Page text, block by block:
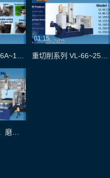
01:15
重切削系列 VL-66~250C/CM